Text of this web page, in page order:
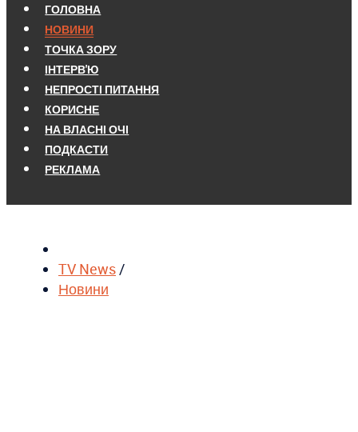
ГОЛОВНА
НОВИНИ
ТОЧКА ЗОРУ
ІНТЕРВ'Ю
НЕПРОСТІ ПИТАННЯ
КОРИСНЕ
НА ВЛАСНІ ОЧІ
ПОДКАСТИ
РЕКЛАМА
TV News/
Новини